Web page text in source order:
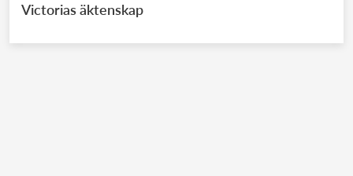
Victorias äktenskap